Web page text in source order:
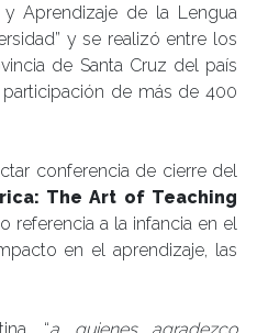
y Aprendizaje de la Lengua
y se realizó entre los
de Santa Cruz del país
de más de 400
conferencia de cierre del
The Art of Teaching
referencia a la infancia en el
en el aprendizaje, las